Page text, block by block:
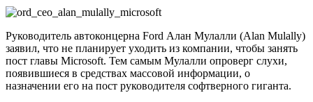
Руководитель автоконцерна Ford Алан Мулалли (Alan Mulally)
заявил, что не планирует уходить из компании, чтобы занять
пост главы Microsoft. Тем самым Мулалли опроверг слухи,
появившиеся в средствах массовой информации, о
назначении его на пост руководителя софтверного гиганта.